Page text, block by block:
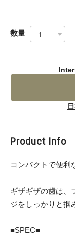
数量
Product Info
コンパクトで便利
ギザギザの歯は、
ジをしっかりと掴
■SPEC■